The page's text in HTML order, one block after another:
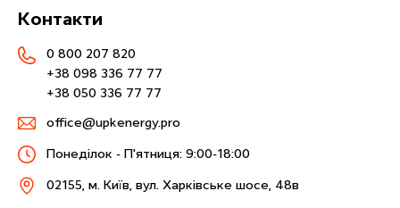
Контакти
0 800 207 820
+38 098 336 77 77
+38 050 336 77 77
office@upkenergy.pro
Понеділок - П'ятниця: 9:00-18:00
02155, м. Київ, вул. Харківське шосе, 48в